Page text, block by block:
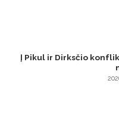
Į Pikul ir Dirksčio